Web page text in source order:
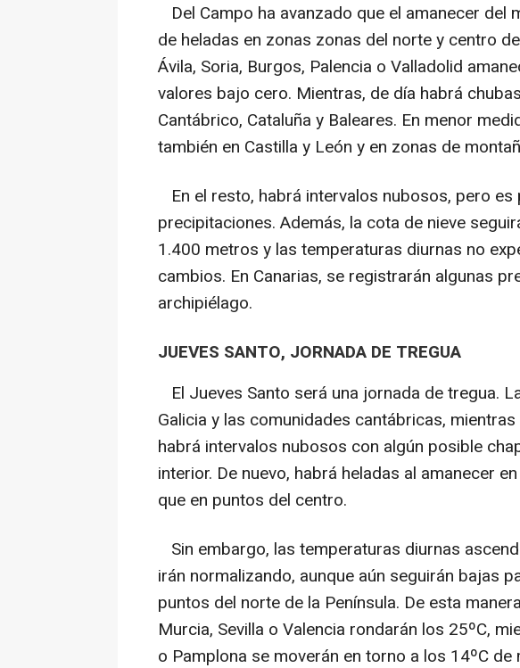
Del Campo ha avanzado que el amanecer del
de heladas en zonas zonas del norte y centro
Ávila, Soria, Burgos, Palencia o Valladolid
valores bajo cero. Mientras, de día habrá
Cantábrico, Cataluña y Baleares. En menor
también en Castilla y León y en zonas de
En el resto, habrá intervalos nubosos, pero es
precipitaciones. Además, la cota de nieve
1.400 metros y las temperaturas diurnas no
cambios. En Canarias, se registrarán algunas
archipiélago.
JUEVES SANTO, JORNADA DE TREGUA
El Jueves Santo será una jornada de tregua.
Galicia y las comunidades cantábricas,
habrá intervalos nubosos con algún posible
interior. De nuevo, habrá heladas al amanecer
que en puntos del centro.
Sin embargo, las temperaturas diurnas
irán normalizando, aunque aún seguirán bajas
puntos del norte de la Península. De esta
Murcia, Sevilla o Valencia rondarán los 25ºC,
o Pamplona se moverán en torno a los 14ºC de